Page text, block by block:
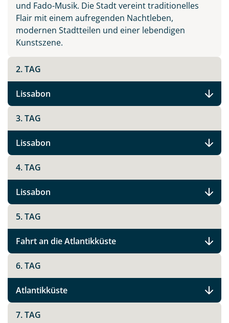
Facebook
Instagram
WhatsApp
Telegram
Link kopieren
und Fado-Musik. Die Stadt vereint traditionelles
Flair mit einem aufregenden Nachtleben,
modernen Stadtteilen und einer lebendigen
Kunstszene.
2. TAG
Lissabon
3. TAG
Lissabon
4. TAG
Lissabon
5. TAG
Fahrt an die Atlantikküste
6. TAG
Atlantikküste
7. TAG